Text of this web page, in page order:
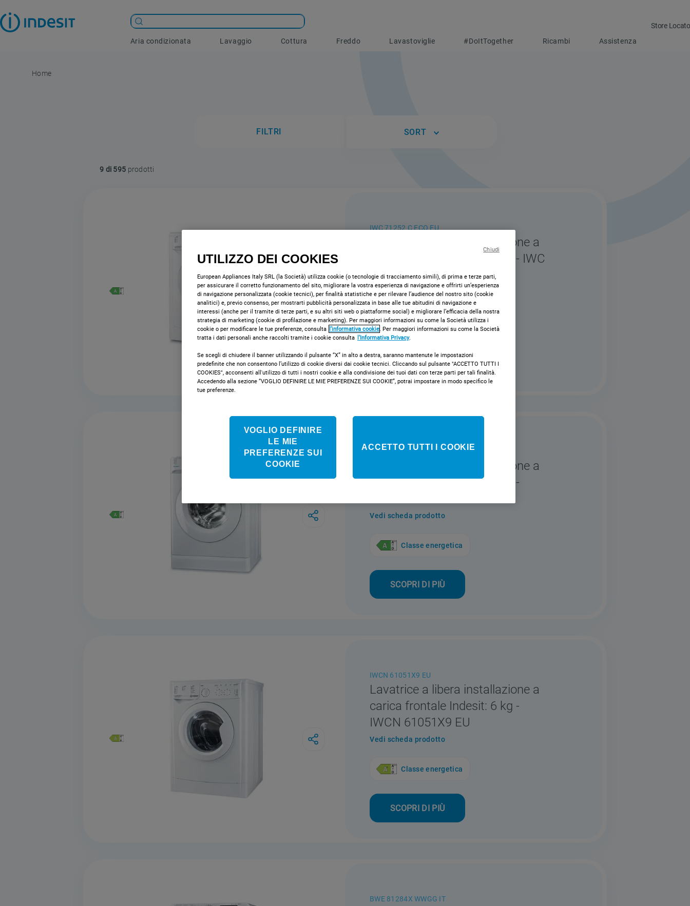
Aria condizionata Lavaggio Cottura Freddo Lavastoviglie #DoItTogether Ricambi Assistenza
Store
FILTRI SORT
9 di 595
IWC 71252 C ECO EU
Lavatrice a libera installazione a
carica frontale Indesit: 7 kg - IWC
71252 C ECO EU
Vedi scheda prodotto
Classe energetica
SCOPRI DI PIÙ
BWA 71052 W EU
Lavatrice a libera installazione a
carica frontale Indesit: 7 kg -
Vedi scheda prodotto
Classe energetica
SCOPRI DI PIÙ
IWCN 61051X9 EU
Lavatrice a libera installazione a
carica frontale Indesit: 6 kg -
IWCN 61051X9 EU
Vedi scheda prodotto
Classe energetica
SCOPRI DI PIÙ
BWE 81284X WWGG IT
UTILIZZO DEI COOKIES
European Appliances Italy SRL (la Società) utilizza cookie (o tecnologie di tracciamento simili), di prima e terze parti,
per assicurare il corretto funzionamento del sito, migliorare la vostra esperienza di navigazione e offrirti un’esperienza
di navigazione personalizzata (cookie tecnici), per finalità statistiche e per rilevare l’audience del nostro sito (cookie
analitici) e, previo consenso, per mostrarti pubblicità personalizzata in base alle tue abitudini di navigazione e
interessi (anche per il tramite di terze parti, e su altri siti web o piattaforme social) e migliorare l’efficacia della nostra
strategia di marketing (cookie di profilazione e marketing). Per maggiori informazioni su come la Società utilizza i
cookie o per modificare le tue preferenze, consulta l’informativa cookie. Per maggiori informazioni su come la Società
tratta i dati personali anche raccolti tramite i cookie consulta l’Informativa Privacy.
Se scegli di chiudere il banner utilizzando il pulsante “X” in alto a destra, saranno mantenute le impostazioni
predefinite che non consentono l’utilizzo di cookie diversi dai cookie tecnici. Cliccando sul pulsante "ACCETTO TUTTI I
COOKIES", acconsenti all'utilizzo di tutti i nostri cookie e alla condivisione dei tuoi dati con terze parti per tali finalità.
Accedendo alla sezione “VOGLIO DEFINIRE LE MIE PREFERENZE SUI COOKIE”, potrai impostare in modo specifico le
tue preferenze.
VOGLIO DEFINIRE
LE MIE
PREFERENZE SUI
COOKIE
ACCETTO TUTTI I COOKIE
Chiudi